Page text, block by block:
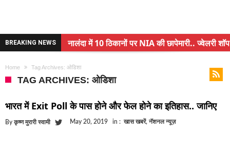
BREAKING NEWS
नालंदा में 10 ठिकानों पर NIA की छापेमारी.. ज्वेलरी शॉप
अंचल पदाधिकारी (CO) बर्खास्त.. फर्जीवाड़ा कर पाई थी
बिहार में एक और सिक्स लेन की मंजूरी.. जानिए किन-किन
Home Tag Archives: ओडिशा
TAG ARCHIVES: ओडिशा
भारत में Exit Poll के पास होने और फेल होने का इतिहास.. जानिए
By कृष्ण मुरारी स्वामी May 20, 2019 in : खास खबरें, नॅशनल न्यूज़